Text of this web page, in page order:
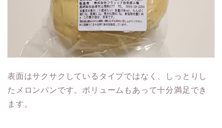
表面はサクサクしているタイプではなく、しっとりし
たメロンパンです。ボリュームもあって十分満足でき
ます。